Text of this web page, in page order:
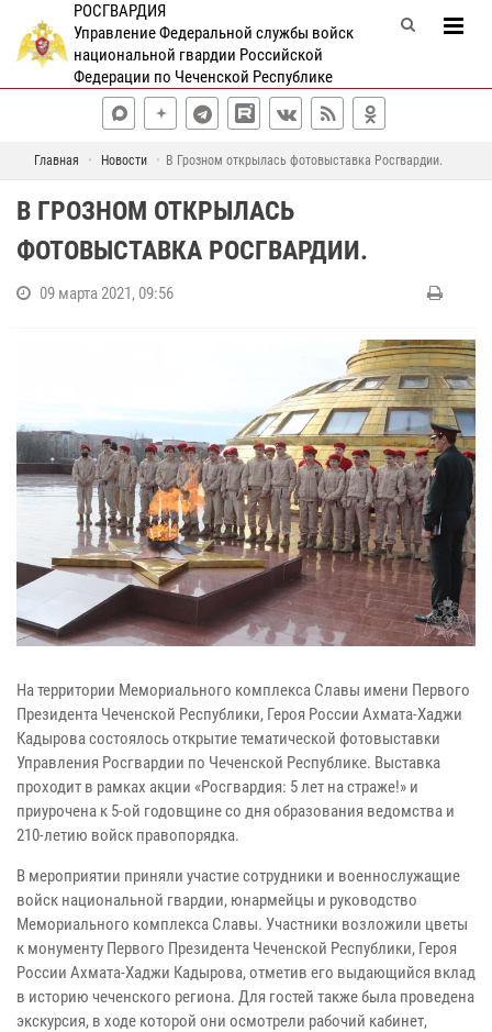
РОСГВАРДИЯ
Управление Федеральной службы войск
национальной гвардии Российской
Федерации по Чеченской Республике
Главная Новости В Грозном открылась фотовыставка Росгвардии.
В ГРОЗНОМ ОТКРЫЛАСЬ
ФОТОВЫСТАВКА РОСГВАРДИИ.
09 марта 2021, 09:56
На территории Мемориального комплекса Славы имени Первого
Президента Чеченской Республики, Героя России Ахмата-Хаджи
Кадырова состоялось открытие тематической фотовыставки
Управления Росгвардии по Чеченской Республике. Выставка
проходит в рамках акции «Росгвардия: 5 лет на страже!» и
приурочена к 5-ой годовщине со дня образования ведомства и
210-летию войск правопорядка.
В мероприятии приняли участие сотрудники и военнослужащие
войск национальной гвардии, юнармейцы и руководство
Мемориального комплекса Славы. Участники возложили цветы
к монументу Первого Президента Чеченской Республики, Героя
России Ахмата-Хаджи Кадырова, отметив его выдающийся вклад
в историю чеченского региона. Для гостей также была проведена
экскурсия, в ходе которой они осмотрели рабочий кабинет,